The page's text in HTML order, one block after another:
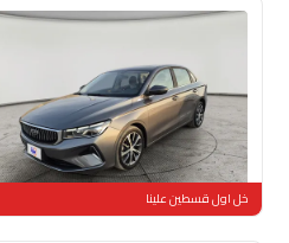
مستعملة 104,783 كم
خل اول قسطين علينا